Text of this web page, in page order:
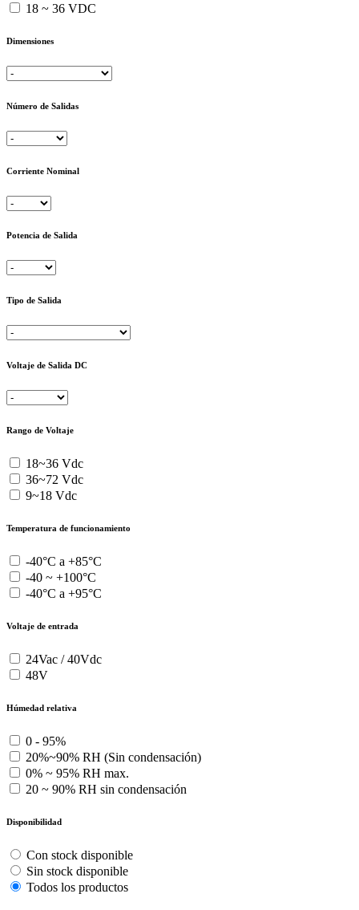
18 ~ 36 VDC
Dimensiones
Número de Salidas
Corriente Nominal
Potencia de Salida
Tipo de Salida
Voltaje de Salida DC
Rango de Voltaje
18~36 Vdc
36~72 Vdc
9~18 Vdc
Temperatura de funcionamiento
-40°C a +85°C
-40 ~ +100°C
-40°C a +95°C
Voltaje de entrada
24Vac / 40Vdc
48V
Húmedad relativa
0 - 95%
20%~90% RH (Sin condensación)
0% ~ 95% RH max.
20 ~ 90% RH sin condensación
Disponibilidad
Con stock disponible
Sin stock disponible
Todos los productos